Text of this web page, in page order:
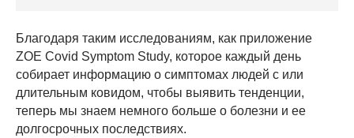
Благодаря таким исследованиям, как приложение
ZOE Covid Symptom Study, которое каждый день
собирает информацию о симптомах людей с или
длительным ковидом, чтобы выявить тенденции,
теперь мы знаем немного больше о болезни и ее
долгосрочных последствиях.